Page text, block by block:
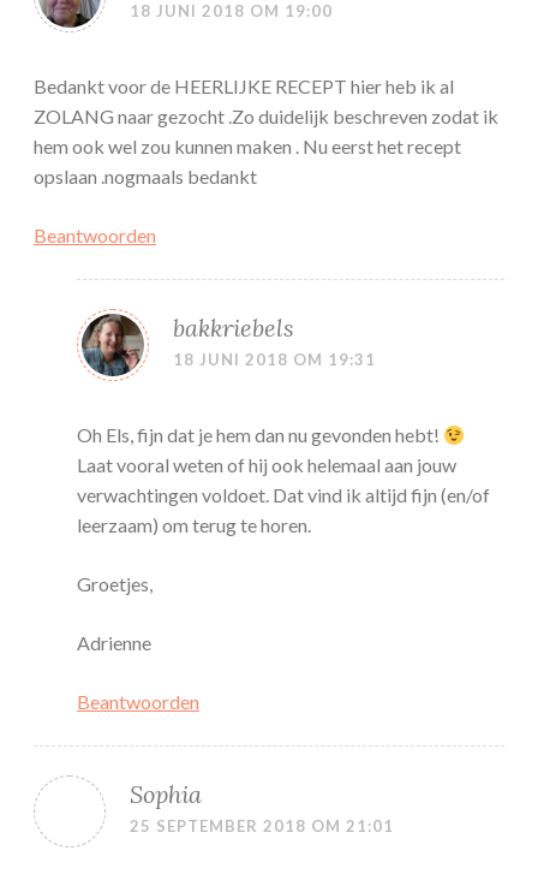
18 JUNI 2018 OM 19:00
Bedankt voor de HEERLIJKE RECEPT hier heb ik al
ZOLANG naar gezocht .Zo duidelijk beschreven zodat ik
hem ook wel zou kunnen maken . Nu eerst het recept
opslaan .nogmaals bedankt
Beantwoorden
bakkriebels
18 JUNI 2018 OM 19:31
Oh Els, fijn dat je hem dan nu gevonden hebt!
Laat vooral weten of hij ook helemaal aan jouw
verwachtingen voldoet. Dat vind ik altijd fijn (en/of
leerzaam) om terug te horen.
Groetjes,
Adrienne
Beantwoorden
Sophia
25 SEPTEMBER 2018 OM 21:01